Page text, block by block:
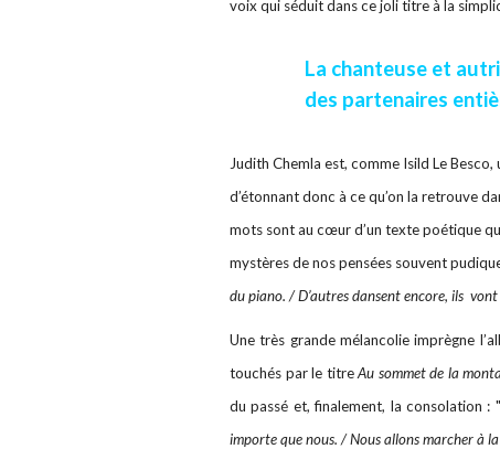
voix qui séduit dans ce joli titre à la
La chanteuse et
des partenaires
Judith Chemla est, comme Isild Le
d’étonnant donc à ce qu’on la retrouve
mots sont au cœur d’un texte poétique
mystères de nos pensées souvent
du piano. / D’autres dansent encore, ils vont
Une très grande mélancolie imprègne
touchés par le titreAu sommet de la
du passé et, finalement, la consolation : "
importe que nous. / Nous allons marcher à